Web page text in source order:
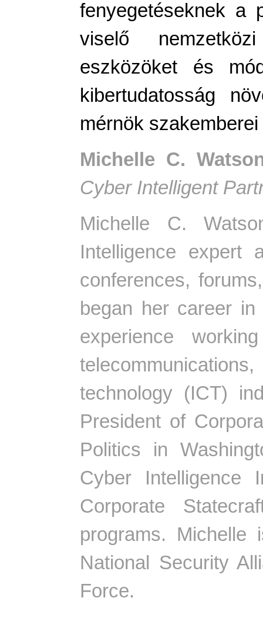
fenyegetéseknek a
viselő
eszközöket és
kibertudatosság
mérnök
Michelle C.
Cyber Intelligent
Michelle C.
Intelligence
conferences,
began her career
experience
technology (ICT)
President of
Politics in
Cyber Intelligence
Corporate
programs.
National Security
Force.